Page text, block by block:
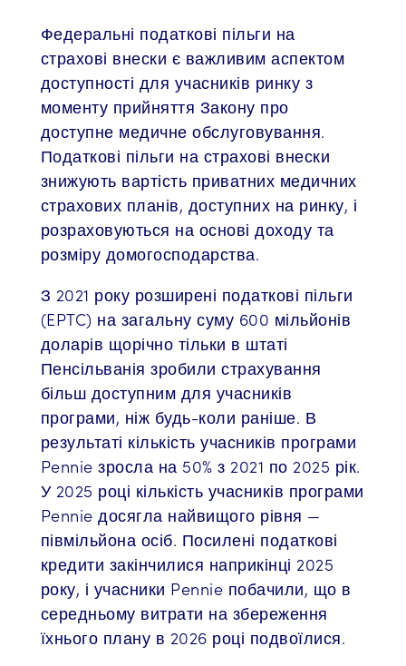
Федеральні податкові пільги на
страхові внески є важливим аспектом
доступності для учасників ринку з
моменту прийняття Закону про
доступне медичне обслуговування.
Податкові пільги на страхові внески
знижують вартість приватних медичних
страхових планів, доступних на ринку, і
розраховуються на основі доходу та
розміру домогосподарства.
З 2021 року розширені податкові пільги
(EPTC) на загальну суму 600 мільйонів
доларів щорічно тільки в штаті
Пенсільванія зробили страхування
більш доступним для учасників
програми, ніж будь-коли раніше. В
результаті кількість учасників програми
Pennie зросла на 50% з 2021 по 2025 рік.
У 2025 році кількість учасників програми
Pennie досягла найвищого рівня —
півмільйона осіб. Посилені податкові
кредити закінчилися наприкінці 2025
року, і учасники Pennie побачили, що в
середньому витрати на збереження
їхнього плану в 2026 році подвоїлися.